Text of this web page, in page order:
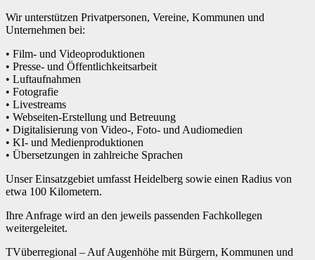
Wir unterstützen Privatpersonen, Vereine, Kommunen und
Unternehmen bei:
• Film- und Videoproduktionen
• Presse- und Öffentlichkeitsarbeit
• Luftaufnahmen
• Fotografie
• Livestreams
• Webseiten-Erstellung und Betreuung
• Digitalisierung von Video-, Foto- und Audiomedien
• KI- und Medienproduktionen
• Übersetzungen in zahlreiche Sprachen
Unser Einsatzgebiet umfasst Heidelberg sowie einen Radius von
etwa 100 Kilometern.
Ihre Anfrage wird an den jeweils passenden Fachkollegen
weitergeleitet.
TVüberregional – Auf Augenhöhe mit Bürgern, Kommunen und